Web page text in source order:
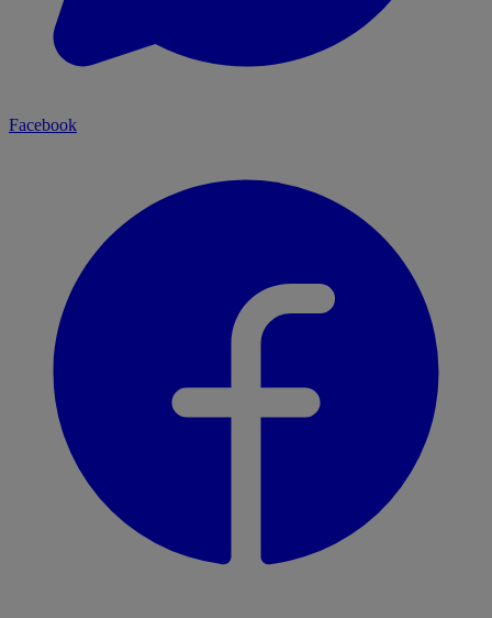
Facebook